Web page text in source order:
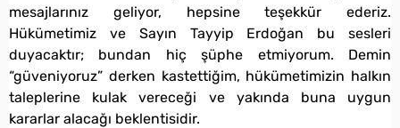
mesajlarınız geliyor, hepsine teşekkür ederiz.
Hükümetimiz ve Sayın Tayyip Erdoğan bu sesleri
duyacaktır; bundan hiç şüphe etmiyorum. Demin
“güveniyoruz” derken kastettiğim, hükümetimizin halkın
taleplerine kulak vereceği ve yakında buna uygun
kararlar alacağı beklentisidir.